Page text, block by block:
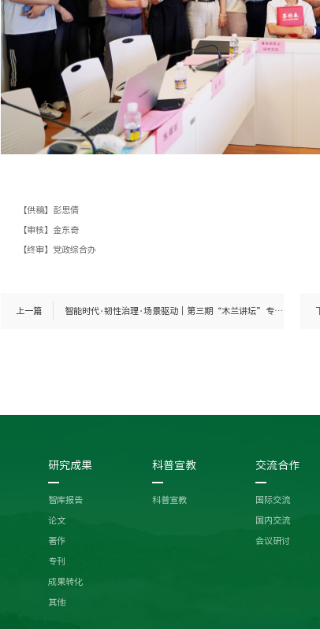
【供稿】彭思倩
【审核】金东奇
【终审】党政综合办
上一篇 智能时代·韧性治理·场景驱动｜第三期“木兰讲坛”专题学术报告会顺利举办
研究成果
智库报告
论文
著作
专刊
成果转化
其他
科普宣教
科普宣教
交流合作
国际交流
国内交流
会议研讨